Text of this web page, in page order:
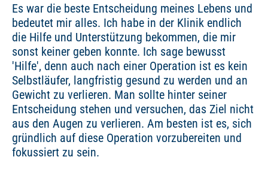
Es war die beste Entscheidung meines Lebens und
bedeutet mir alles. Ich habe in der Klinik endlich
die Hilfe und Unterstützung bekommen, die mir
sonst keiner geben konnte. Ich sage bewusst
'Hilfe', denn auch nach einer Operation ist es kein
Selbstläufer, langfristig gesund zu werden und an
Gewicht zu verlieren. Man sollte hinter seiner
Entscheidung stehen und versuchen, das Ziel nicht
aus den Augen zu verlieren. Am besten ist es, sich
gründlich auf diese Operation vorzubereiten und
fokussiert zu sein.